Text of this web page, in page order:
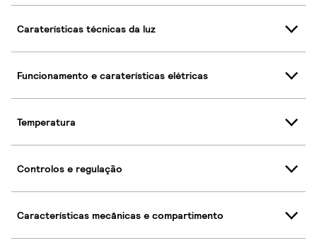
Caraterísticas técnicas da luz
Funcionamento e caraterísticas elétricas
Temperatura
Controlos e regulação
Características mecânicas e compartimento